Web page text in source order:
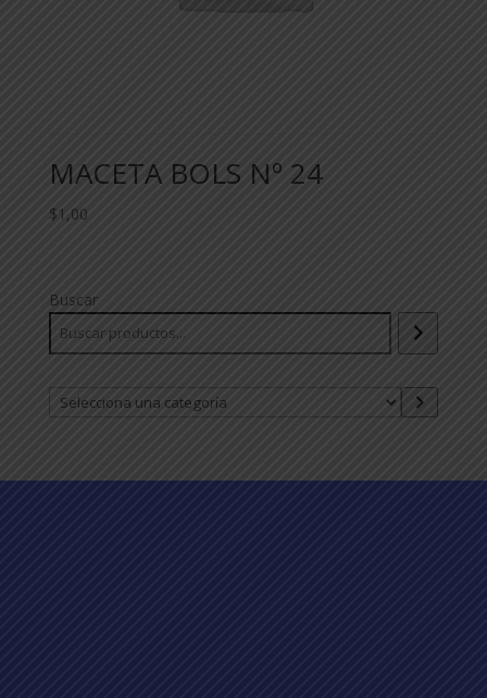
MACETA BOLS Nº 24
$1,00
Buscar
Selecciona
una